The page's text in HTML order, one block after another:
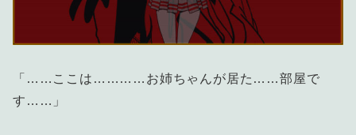
「……ここは…………お姉ちゃんが居た……部屋で
す……」